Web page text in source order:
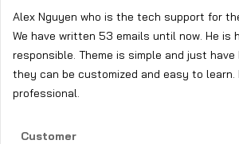
Alex Nguyen who is the tech support for
We have written 53 emails until now. He is
responsible. Theme is simple and just
they can be customized and easy to learn.
professional.
Customer